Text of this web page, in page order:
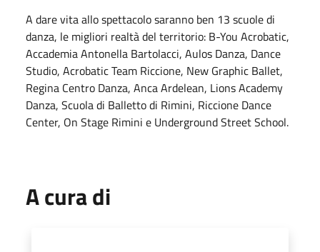
A dare vita allo spettacolo saranno ben 13 scuole di
danza, le migliori realtà del territorio: B-You Acrobatic,
Accademia Antonella Bartolacci, Aulos Danza, Dance
Studio, Acrobatic Team Riccione, New Graphic Ballet,
Regina Centro Danza, Anca Ardelean, Lions Academy
Danza, Scuola di Balletto di Rimini, Riccione Dance
Center, On Stage Rimini e Underground Street School.
A cura di